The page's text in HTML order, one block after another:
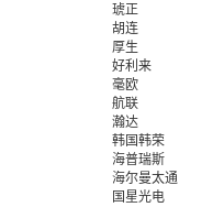
琥正
胡连
厚生
好利来
毫欧
航联
瀚达
韩国韩荣
海普瑞斯
海尔曼太通
国星光电